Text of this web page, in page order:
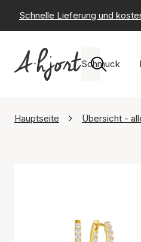
Schnelle Lieferung und
Schmuck
Hauptseite Übersicht -